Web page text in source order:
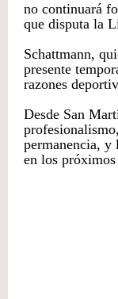
no continuará
que disputa la
Schattmann,
presente
razones
Desde San
permanencia, y
en los próximos